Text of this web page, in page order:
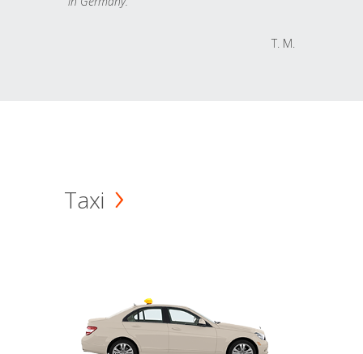
T. M.
Taxi